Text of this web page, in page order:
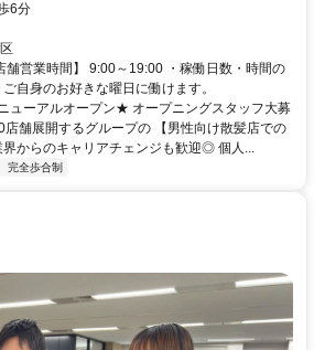
歩6分
舗営業時間】 9:00～19:00 ・稼働日数・時間の
自身のお好きな曜日に働けます。
ューアルオープン★ オープニングスタッフ大募
店舗展開するグループの 【男性向け散髪店での
からのキャリアチェンジも歓迎◎ 個人...
完全歩合制